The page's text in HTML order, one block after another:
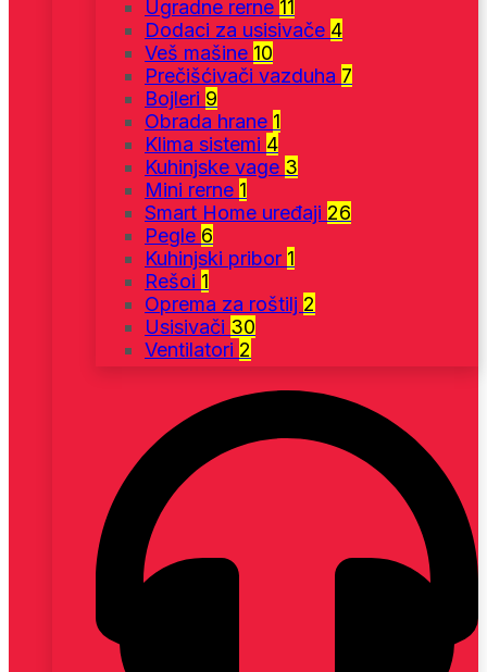
Ugradne rerne 11
Dodaci za usisivače 4
Veš mašine 10
Prečišćivači vazduha 7
Bojleri 9
Obrada hrane 1
Klima sistemi 4
Kuhinjske vage 3
Mini rerne 1
Smart Home uređaji 26
Pegle 6
Kuhinjski pribor 1
Rešoi 1
Oprema za roštilj 2
Usisivači 30
Ventilatori 2